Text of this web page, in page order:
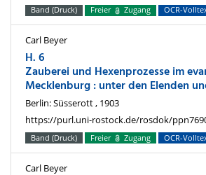
Band (Druck) Freier Zugang OCR-
Carl Beyer
H. 6
Zauberei und Hexenprozesse im
Mecklenburg : unter den Elenden
Berlin: Süsserott , 1903
https://purl.uni-rostock.de/rosdok/
Band (Druck) Freier Zugang OCR-
Carl Beyer